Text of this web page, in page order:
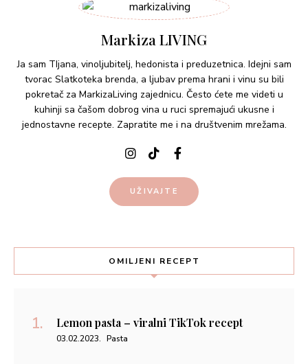
Markiza LIVING
Ja sam TIjana, vinoljubitelj, hedonista i preduzetnica. Idejni sam
tvorac Slatkoteka brenda, a ljubav prema hrani i vinu su bili
pokretač za MarkizaLiving zajednicu. Često ćete me videti u
kuhinji sa čašom dobrog vina u ruci spremajući ukusne i
jednostavne recepte. Zapratite me i na društvenim mrežama.
UŽIVAJTE
OMILJENI RECEPT
Lemon pasta – viralni TikTok recept
03.02.2023. Pasta